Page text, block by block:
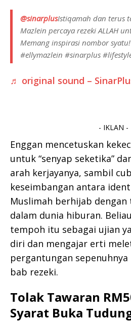
@sinarplusIstiqamah dan terus
Mazlein percaya rezeki ALLAH
Memang inspirasi nombor
#ellymazlein #sinarplus
♬ original sound –
- IKLAN -
Enggan mencetuskan
untuk “senyap seketika”
arah kerjayanya, sambil
keseimbangan antara
Muslimah berhijab
dalam dunia hiburan.
tempoh itu sebagai ujian
diri dan mengajar erti
pergantungan sepenuhnya
bab rezeki.
Tolak Tawaran
Syarat Buka